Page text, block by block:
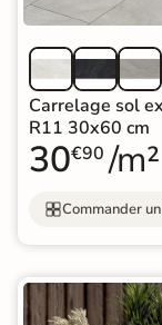
Carrelage sol
R11 30x60 cm
30€90 /m²
Commander